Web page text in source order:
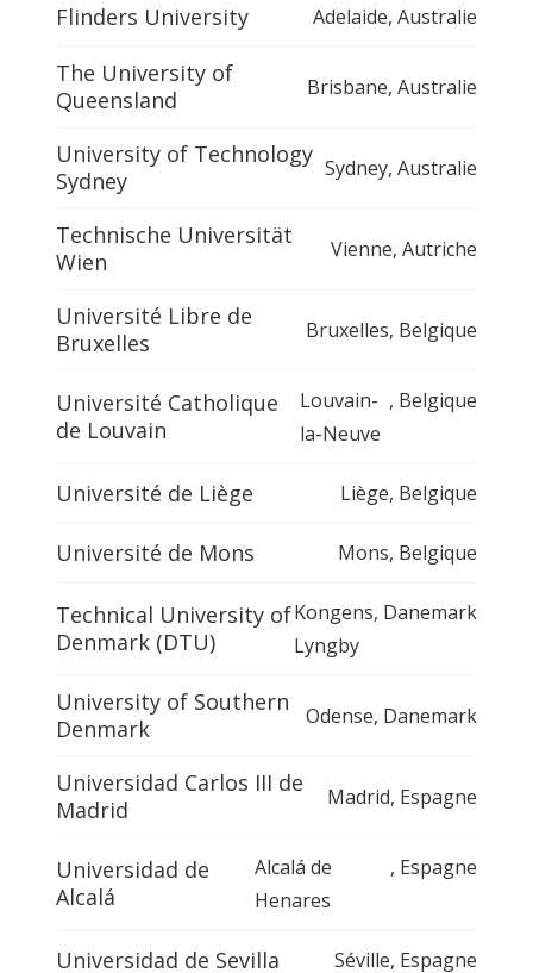
Flinders University Adelaide, Australie
The University of
Queensland
Brisbane, Australie
University of Technology
Sydney
Sydney, Australie
Technische Universität
Wien
Vienne, Autriche
Université Libre de
Bruxelles
Bruxelles, Belgique
Université Catholique
de Louvain
Louvain-
la-Neuve
, Belgique
Université de Liège Liège, Belgique
Université de Mons Mons, Belgique
Technical University of
Denmark (DTU)
Kongens
Lyngby
, Danemark
University of Southern
Denmark
Odense, Danemark
Universidad Carlos III de
Madrid
Madrid, Espagne
Universidad de
Alcalá
Alcalá de
Henares
, Espagne
Universidad de Sevilla Séville, Espagne